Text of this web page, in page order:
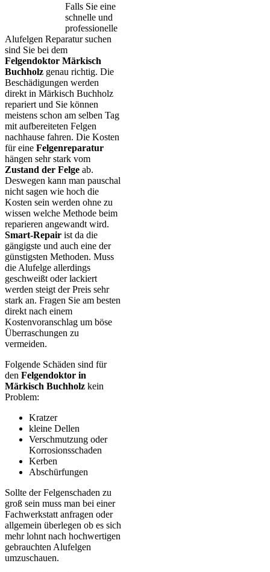
Falls Sie eine
schnelle und
professionelle
Alufelgen Reparatur suchen
sind Sie bei dem
Felgendoktor Märkisch
Buchholz genau richtig. Die
Beschädigungen werden
direkt in Märkisch Buchholz
repariert und Sie können
meistens schon am selben Tag
mit aufbereiteten Felgen
nachhause fahren. Die Kosten
für eine Felgenreparatur
hängen sehr stark vom
Zustand der Felge ab.
Deswegen kann man pauschal
nicht sagen wie hoch die
Kosten sein werden ohne zu
wissen welche Methode beim
reparieren angewandt wird.
Smart-Repair ist da die
gängigste und auch eine der
günstigsten Methoden. Muss
die Alufelge allerdings
geschweißt oder lackiert
werden steigt der Preis sehr
stark an. Fragen Sie am besten
direkt nach einem
Kostenvoranschlag um böse
Überraschungen zu
vermeiden.
Folgende Schäden sind für
den Felgendoktor in
Märkisch Buchholz kein
Problem:
Kratzer
kleine Dellen
Verschmutzung oder
Korrosionsschaden
Kerben
Abschürfungen
Sollte der Felgenschaden zu
groß sein muss man bei einer
Fachwerkstatt anfragen oder
allgemein überlegen ob es sich
mehr lohnt nach hochwertigen
gebrauchten Alufelgen
umzuschauen.